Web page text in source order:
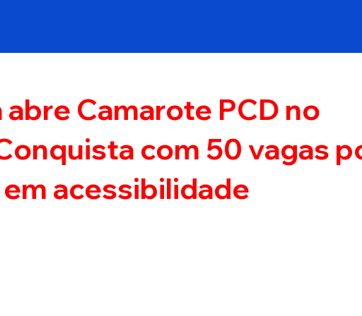
Camarote PCD no
com 50 vagas
acessibilidade